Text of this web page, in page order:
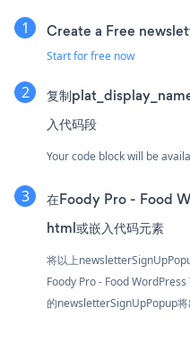
Create a Free
Start for free now
复制
入代码段
Your code block will be
在Foody Pro - Food
html或嵌入代码元素
将以上
Foody Pro - Food
的newsletterSignUpPopup将